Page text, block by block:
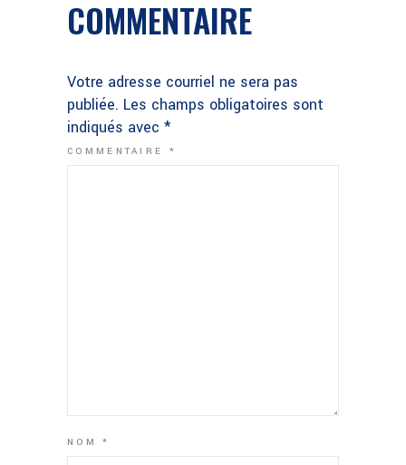
COMMENTAIRE
Votre adresse courriel ne sera pas
publiée. Les champs obligatoires sont
indiqués avec *
COMMENTAIRE *
NOM*